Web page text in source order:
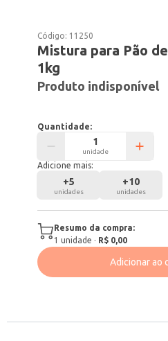
Código: 11250
Mistura para Pão
1kg
Produto indisponível
Quantidade:
unidade
Adicione mais:
+5
unidades
+10
unidades
Resumo da compra:
1 unidade · R$ 0,00
Adicionar ao